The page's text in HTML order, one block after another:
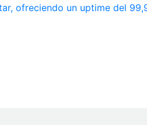
ofreciendo un uptime del